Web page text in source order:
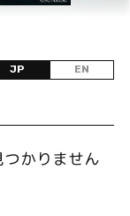
JP EN
かりません